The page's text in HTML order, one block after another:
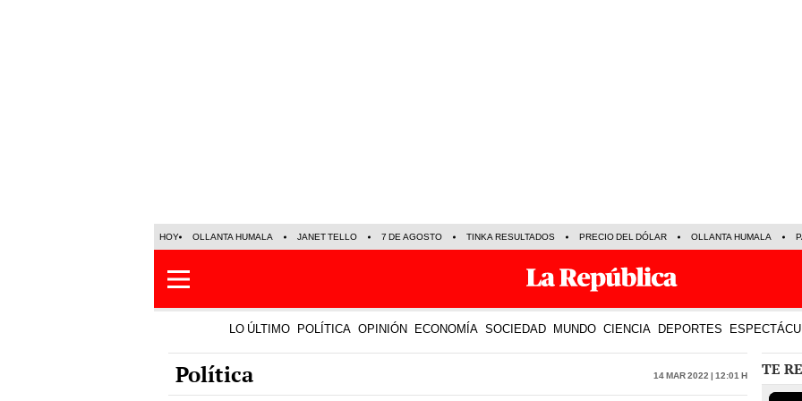
HOY OLLANTA HUMALA JANET TELLO 7 DE AGOSTO TINKA RESULTADOS PRECIO DEL DÓLAR OLLANTA HUMALA
LO ÚLTIMO POLÍTICA OPINIÓN ECONOMÍA SOCIEDAD MUNDO CIENCIA DEPORTES
Política 14 Mar 2022 | 12:01 h TE